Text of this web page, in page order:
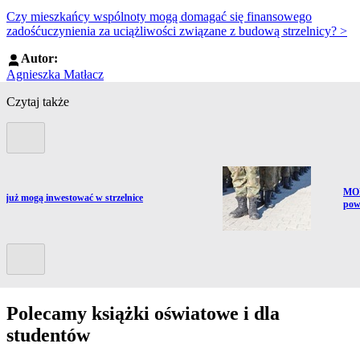
Czy mieszkańcy wspólnoty mogą domagać się finansowego
zadośćuczynienia za uciążliwości związane z budową strzelnicy? >
Autor:
Agnieszka Matłacz
Czytaj także
do artykułu:
już mogą inwestować w strzelnice
Polecamy książki oświatowe i dla
studentów